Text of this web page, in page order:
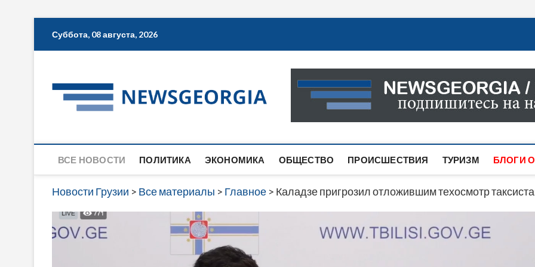
Суббота, 08 августа, 2026
Новости Грузии
САМАЯ АКТУАЛЬНАЯ ИНФОРМАЦИЯ О СОБЫТИЯХ
САЙТЕ ВЫ НАЙДЕТЕ НОВОСТИ ПОЛИТИКИ,
ВСЕ НОВОСТИ ПОЛИТИКА ЭКОНОМИКА ОБЩЕСТВО ПРОИСШЕСТВИЯ ТУРИЗМ БЛОГИ
Новости Грузии > Все материалы > Главное > Каладзе пригрозил отложившим техосмотр